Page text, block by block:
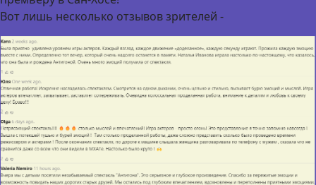
Вот лишь несколько отзывов зрителей -